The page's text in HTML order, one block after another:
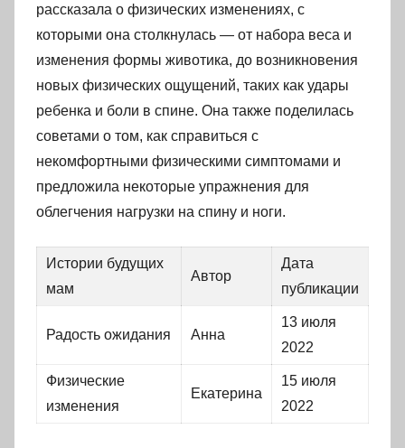
рассказала о физических изменениях, с
которыми она столкнулась — от набора веса и
изменения формы животика, до возникновения
новых физических ощущений, таких как удары
ребенка и боли в спине. Она также поделилась
советами о том, как справиться с
некомфортными физическими симптомами и
предложила некоторые упражнения для
облегчения нагрузки на спину и ноги.
Истории будущих
мам
Автор
Дата
публикации
Радость ожидания Анна
13 июля
2022
Физические
изменения
Екатерина
15 июля
2022